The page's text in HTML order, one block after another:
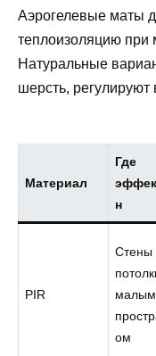
Аэрогелевые маты
теплоизоляцию
Натуральные
шерсть,
Материал
Где
н
PIR
Стены
малым
ом